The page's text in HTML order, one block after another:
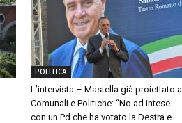
POLITICA
L’intervista – Mastella già proiettato a
Comunali e Politiche: “No ad intese
con un Pd che ha votato la Destra e